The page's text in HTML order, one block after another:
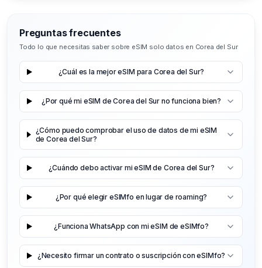
Preguntas frecuentes
Todo lo que necesitas saber sobre eSIM solo datos en Corea del Sur
¿Cuál es la mejor eSIM para Corea del Sur?
¿Por qué mi eSIM de Corea del Sur no funciona bien?
¿Cómo puedo comprobar el uso de datos de mi eSIM
de Corea del Sur?
¿Cuándo debo activar mi eSIM de Corea del Sur?
¿Por qué elegir eSIMfo en lugar de roaming?
¿Funciona WhatsApp con mi eSIM de eSIMfo?
¿Necesito firmar un contrato o suscripción con eSIMfo?